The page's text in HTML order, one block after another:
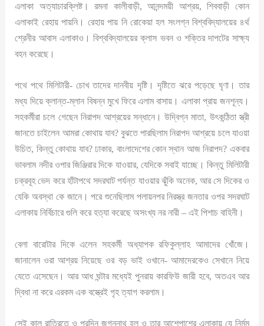
এলাকা অত্যাচারক্লিষ্ট। রমনা কালীবাড়ী, আনন্দময়ী আশ্রয়, শিববাড়ী কোন
এলাকাই রেহায় পায়নি। রেহায় পায় নি রোকেয়া হল সংলগ্ন বিশ্ববিদ্যালয়ের ৪র্থ
শ্রেনীর আবাস এলাকাও। বিশ্ববিদ্যালয়ের ক্লাস ভবন ও শক্তির দাপটের সাক্ষ্য
বহন করেছে।
পথে পথে মিলিটারী- চোখ তাদের দানবীয় দৃষ্টি। দৃষ্টিতে ঝরে পড়েছে ঘৃণা। তার
মধ্য দিয়ে ক্লান্ত-ম্লান বিষন্ন মুখে ফিরে এলাম বাসায়। এলাকা প্রায় জনশূন্য।
সহকর্মীরা চলে গেছেন নিরাপদ আশ্রয়ের সন্ধানে। উদ্বিগ্ন মাতা, উৎকন্ঠিতা স্ত্রী
জানতে চাইলেন আমরা কোথায় যাব? বুঝতে পারছিলাম নিরাপদ আশ্রয়ে চলে যাওয়া
উচিত, কিন্তু কোথায় যাব? ঢাকার, বাংলাদেশের কোন স্থান আজ নিরাপদ? একবার
ভাবলাম নদীর ওপার জিঞ্জিরার দিকে যাওয়ার, যেদিকে সবাই যাচ্ছে। কিন্তু মিলিটারী
চক্রবূহ ভেদ করে হাঁটাপথে সদরঘাট পর্যন্ত যাওয়ার ঝুঁকি অনেক, আর সে দিকের ও
যেকি অবস্থা কে জানে। পরে শুনেছিলাম পলায়নপর নিরস্ত্র জনতার ওপর সদরঘাট
এলাকায় নির্বিচারে গুলি করে হত্যা করেছে অসংখ্য নর নারী – এই পিশাচ বাহিনী।
বেলা বারোটার দিকে এলেন সহকর্মী অধ্যাপক রফিকুল্লাহ আমাদের খোঁজে।
জানালেন ওরা আশ্রয় নিয়েছে ওর বড় ভাই ওখানে- আমাদেরকেও সেখানে নিয়ে
যেতে এসেছেন। আর আধ ঘন্টার মধ্যেই পুনরায় কারফিউ জারী হবে, অতএব আর
দ্বিধা না করে এরকম এক বস্ত্রেই গৃহ ত্যাগ করলাম।
সেই কাল রাত্রিতে ও পরদিন জগন্নাথ হল ও তার আশেপাশের এলাকায় যে নির্মম